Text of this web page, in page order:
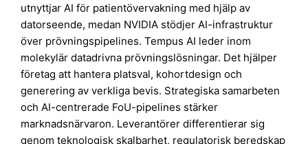
utnyttjar AI för patientövervakning med hjälp av
datorseende, medan NVIDIA stödjer AI-infrastruktur
över prövningspipelines. Tempus AI leder inom
molekylär datadrivna prövningslösningar. Det hjälper
företag att hantera platsval, kohortdesign och
generering av verkliga bevis. Strategiska samarbeten
och AI-centrerade FoU-pipelines stärker
marknadsnärvaron. Leverantörer differentierar sig
genom teknologisk skalbarhet, regulatorisk beredskap